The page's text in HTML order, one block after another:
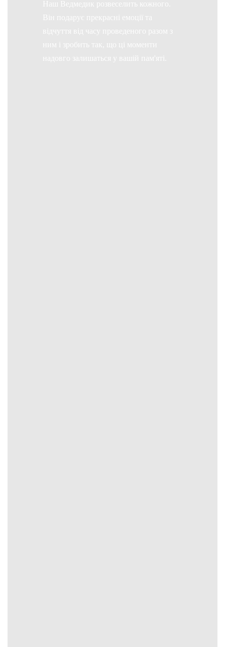
Наш Ведмедик розвеселить кожного.
Він подарує прекрасні емоції та
відчуття від часу проведеного разом з
ним і зробить так, що ці моменти
надовго залишаться у вашій пам'яті.